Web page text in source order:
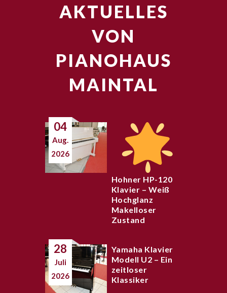
AKTUELLES
VON
PIANOHAUS
MAINTAL
04
Aug.
2026
Hohner HP-120
Klavier – Weiß
Hochglanz
Makelloser
Zustand
28
Juli
2026
Yamaha Klavier
Modell U2 – Ein
zeitloser
Klassiker